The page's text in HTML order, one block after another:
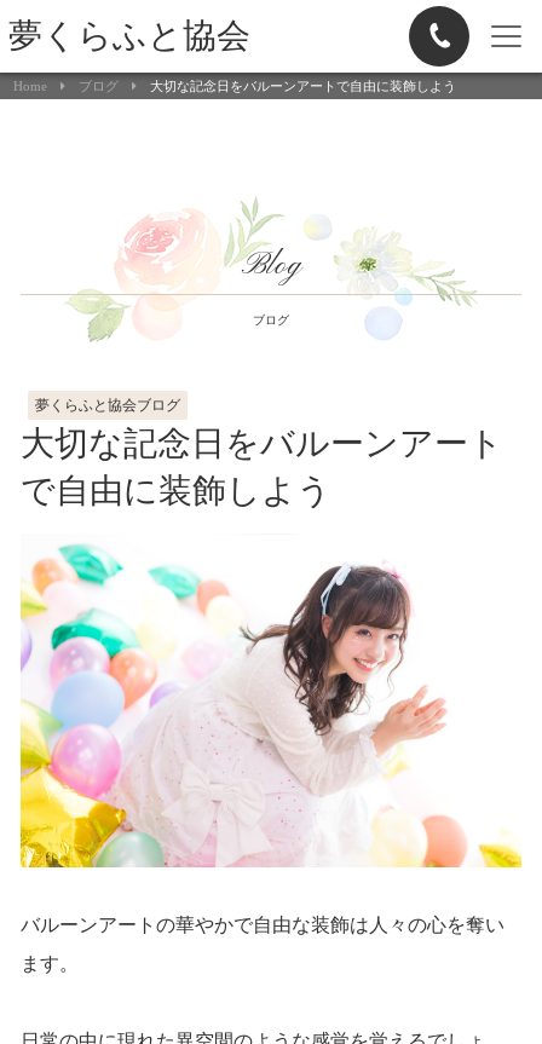
夢くらふと協会
Home ブログ 大切な記念日をバルーンアートで自由に装飾しよう
Blog
ブログ
夢くらふと協会ブログ
大切な記念日をバルーンアート
で自由に装飾しよう
バルーンアートの華やかで自由な装飾は人々の心を奪い
ます。